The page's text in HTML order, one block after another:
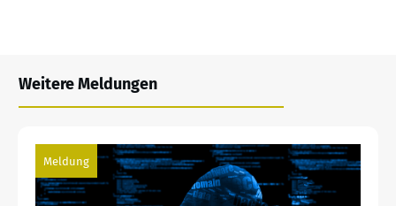
Weitere Meldungen
Meldung